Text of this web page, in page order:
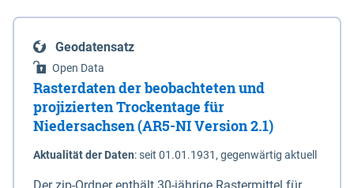
Geodatensatz
Open Data
Rasterdaten der beobachteten und
projizierten Trockentage für
Niedersachsen (AR5-NI Version 2.1)
Aktualität der Daten:seit 01.01.1931, gegenwärtig aktuell